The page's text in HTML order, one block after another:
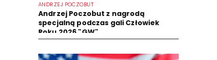
ANDRZEJ POCZOBUT
Andrzej Poczobut z nagrodą
specjalną podczas gali Człowiek
Roku 2026 "GW"